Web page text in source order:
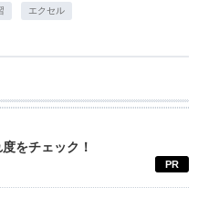
エクセル
をチェック！
PR